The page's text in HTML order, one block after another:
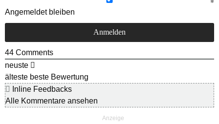
Angemeldet bleiben
44 Comments
neuste
älteste beste Bewertung
Inline Feedbacks
Alle Kommentare ansehen